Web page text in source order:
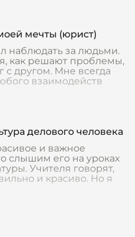
мечты (юрист)
наблюдать за людьми.
как решают проблемы,
с другом. Мне всегда
взаимодейств
делового человека
и важное
слышим его на уроках
Учителя говорят,
и красиво. Но я